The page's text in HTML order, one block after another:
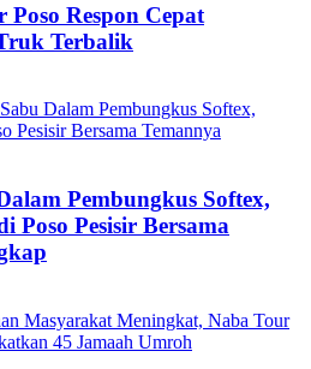
Respon Cepat
Terbalik
Pembungkus Softex,
Poso Pesisir Bersama